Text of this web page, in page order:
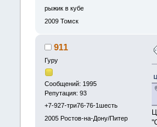
рыжик в кубе
2009 Томск
911
Гуру
Сообщений: 1995
Репутация: 93
+7-927-три76-76-1шесть
2005 Ростов-на-Дону/Питер